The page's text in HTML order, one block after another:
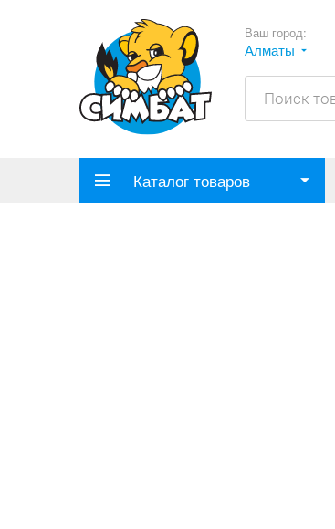
Ваш город:
Алматы
Каталог товаров